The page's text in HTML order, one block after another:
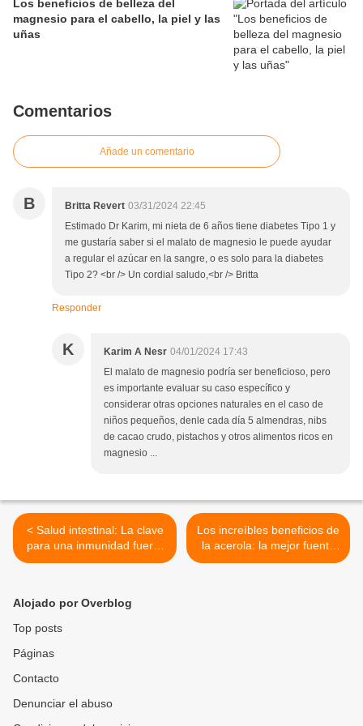
Los beneficios de belleza del
magnesio para el cabello, la piel y las
uñas
Comentarios
Añade un comentario
B Britta Revert 03/31/2024 22:45
Estimado Dr Karim, mi nieta de 6 años tiene diabetes Tipo 1 y
me gustaría saber si el malato de magnesio le puede ayudar
a regular el azúcar en la sangre, o es solo para la diabetes
Tipo 2? <br /> Un cordial saludo,<br /> Britta
Responder
K Karim A Nesr 04/01/2024 17:43
El malato de magnesio podría ser beneficioso, pero
es importante evaluar su caso específico y
considerar otras opciones naturales en el caso de
niños pequeños, denle cada día 5 almendras, nibs
de cacao crudo, pistachos y otros alimentos ricos en
magnesio ...
< Salud intestinal: La clave
para una inmunidad fuerte
y bienestar general
Los increíbles beneficios de
la acerola: la mejor fuente
natural de vitamina C para
Alojado por Overblog
Top posts
Páginas
Contacto
Denunciar el abuso